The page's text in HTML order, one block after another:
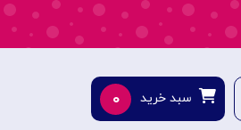
سبد خرید ۰